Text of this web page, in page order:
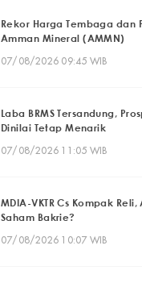
Rekor Harga Tembaga dan
Amman Mineral (AMMN)
07/08/2026 09:45 WIB
Laba BRMS Tersandung,
Dinilai Tetap Menarik
07/08/2026 11:05 WIB
MDIA-VKTR Cs Kompak
Saham Bakrie?
07/08/2026 10:07 WIB